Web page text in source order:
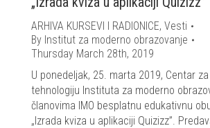
ARHIVA KURSEVI I RADIONICE, Vesti
By Institut za moderno obrazovanje
Thursday March 28th, 2019
U ponedeljak, 25. marta 2019, Centar
tehnologiju Instituta za moderno
članovima IMO besplatnu edukativnu
„Izrada kviza u aplikaciji Quizizz”.